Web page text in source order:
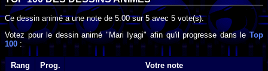
Ce dessin animé a une note de5.00sur5avec 5 vote(s).
Votez pour le dessin animé "Mari Iyagi" afin qu'il progresse dans le Top
100 :
Rang Prog. Votre note